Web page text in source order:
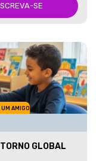
SE
AMIGO
GLOBAL